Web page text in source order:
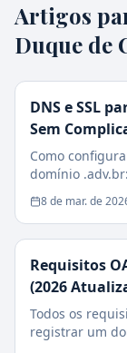
Artigos
Duque de
DNS e SSL
Sem
Como
domínio
Encrypt e
8 de mar. de
Requisitos
(2026
Todos os
registrar um